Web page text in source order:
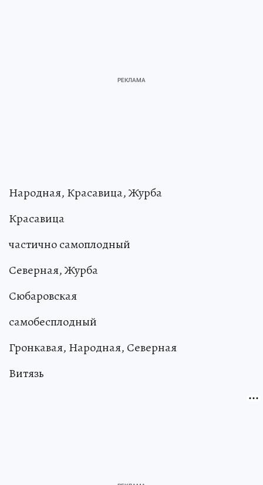
Народная, Красавица, Журба
Красавица
частично самоплодный
Северная, Журба
Сюбаровская
самобесплодный
Гронкавая, Народная, Северная
Витязь